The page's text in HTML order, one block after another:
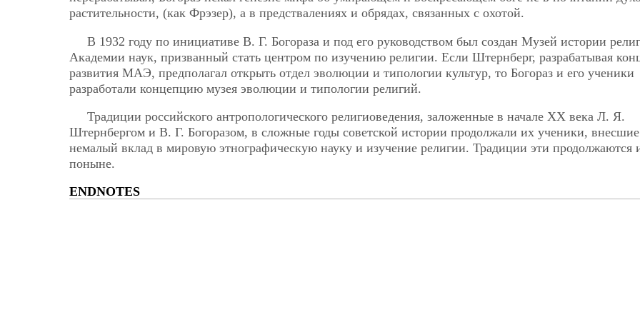
растительности, (как Фрэзер), а в предствалениях и обрядах, связанных с охотой.
В 1932 году по инициативе В. Г. Богораза и под его руководством был создан Музей истории
Академии наук, призванный стать центром по изучению религии. Если Штернберг, разрабатывая
развития МАЭ, предполагал открыть отдел эволюции и типологии культур, то Богораз и его ученики
разработали концепцию музея эволюции и типологии религий.
Традиции российского антропологического религиоведения, заложенные в начале ХХ века Л. Я.
Штернбергом и В. Г. Богоразом, в сложные годы советской истории продолжали их ученики, внесшие
немалый вклад в мировую этнографическую науку и изучение религии. Традиции эти продолжаются
поныне.
ENDNOTES